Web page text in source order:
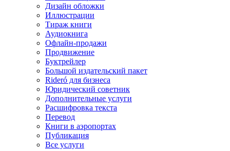
Дизайн обложки
Иллюстрации
Тираж книги
Аудиокнига
Офлайн-продажи
Продвижение
Буктрейлер
Большой издательский пакет
Rideró для бизнеса
Юридический советник
Дополнительные услуги
Расшифровка текста
Перевод
Книги в аэропортах
Публикация
Все услуги